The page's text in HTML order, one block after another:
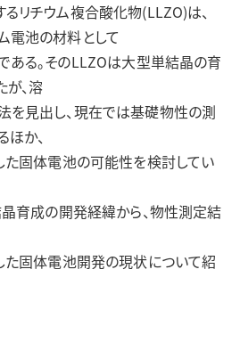
リチウム複合酸化物(LLZO)は、
電池の材料として
ある。そのLLZOは大型単結晶の育
、溶
を見出し、現在では基礎物性の測
か、
固体電池の可能性を検討してい
育成の開発経緯から、物性測定結
固体電池開発の現状について紹